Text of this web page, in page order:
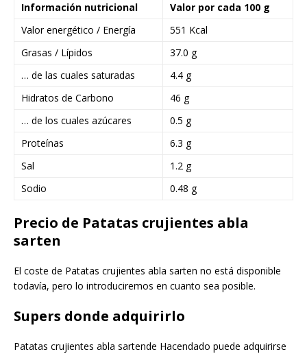
Información nutricional
Valor por cada 100 g
Valor energético / Energía
551 Kcal
Grasas / Lípidos
37.0 g
… de las cuales saturadas
4.4 g
Hidratos de Carbono
46 g
… de los cuales azúcares
0.5 g
Proteínas
6.3 g
Sal
1.2 g
Sodio
0.48 g
Precio de Patatas crujientes abla
sarten
El coste de Patatas crujientes abla sarten no está disponible
todavía, pero lo introduciremos en cuanto sea posible.
Supers donde adquirirlo
Patatas crujientes abla sartende Hacendado puede adquirirse